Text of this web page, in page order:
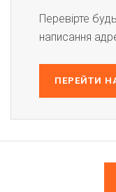
Перевірте
написання
ПЕРЕЙТИ